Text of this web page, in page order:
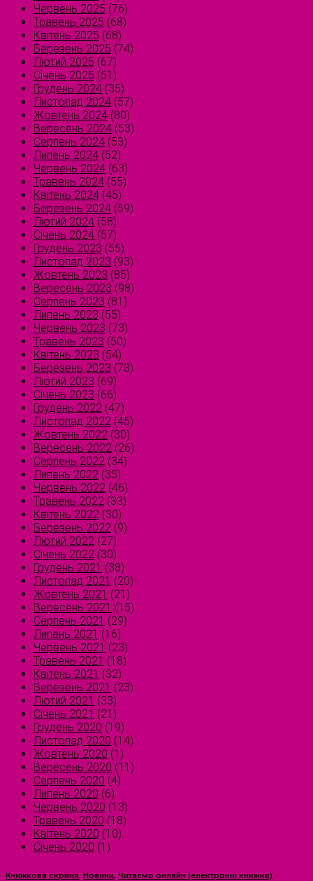
Червень 2025 (76)
Травень 2025 (68)
Квітень 2025 (68)
Березень 2025 (74)
Лютий 2025 (67)
Січень 2025 (51)
Грудень 2024 (35)
Листопад 2024 (57)
Жовтень 2024 (80)
Вересень 2024 (53)
Серпень 2024 (53)
Липень 2024 (52)
Червень 2024 (63)
Травень 2024 (55)
Квітень 2024 (45)
Березень 2024 (59)
Лютий 2024 (58)
Січень 2024 (57)
Грудень 2023 (55)
Листопад 2023 (93)
Жовтень 2023 (85)
Вересень 2023 (98)
Серпень 2023 (81)
Липень 2023 (55)
Червень 2023 (73)
Травень 2023 (50)
Квітень 2023 (54)
Березень 2023 (73)
Лютий 2023 (69)
Січень 2023 (66)
Грудень 2022 (47)
Листопад 2022 (45)
Жовтень 2022 (30)
Вересень 2022 (26)
Серпень 2022 (34)
Липень 2022 (35)
Червень 2022 (46)
Травень 2022 (33)
Квітень 2022 (30)
Березень 2022 (9)
Лютий 2022 (27)
Січень 2022 (30)
Грудень 2021 (38)
Листопад 2021 (20)
Жовтень 2021 (21)
Вересень 2021 (15)
Серпень 2021 (29)
Липень 2021 (16)
Червень 2021 (23)
Травень 2021 (18)
Квітень 2021 (32)
Березень 2021 (23)
Лютий 2021 (33)
Січень 2021 (21)
Грудень 2020 (19)
Листопад 2020 (14)
Жовтень 2020 (1)
Вересень 2020 (11)
Серпень 2020 (4)
Липень 2020 (6)
Червень 2020 (13)
Травень 2020 (18)
Квітень 2020 (10)
Січень 2020 (1)
Книжкова скриня, Новини, Читаємо онлайн (електронні книжки)